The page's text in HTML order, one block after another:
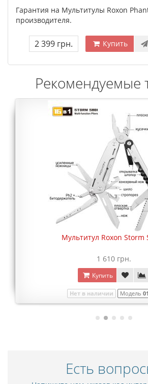
Гарантия на Мультитулы Roxon
производителя.
2 399 грн. Купить
Рекомендуемые
Мультитул Roxon Storm
1 610 грн.
Купить
Нет в наличии Модель
Есть